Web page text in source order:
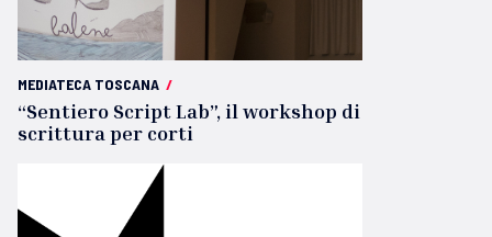
MEDIATECA TOSCANA /
“Sentiero Script Lab”, il workshop di
scrittura per corti